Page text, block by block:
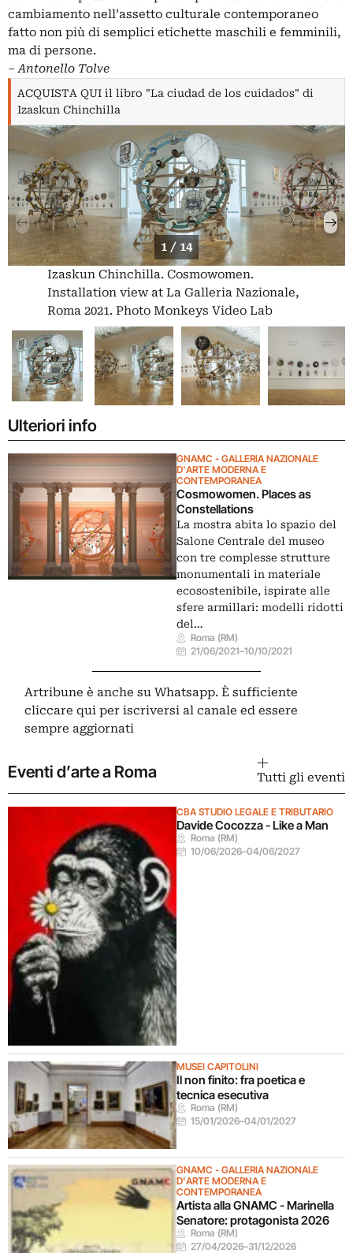
cambiamento nell’assetto culturale contemporaneo
fatto non più di semplici etichette maschili e femminili,
ma di persone.
‒ Antonello Tolve
ACQUISTA QUI il libro "La ciudad de los cuidados" di
Izaskun Chinchilla
1 / 14
Izaskun Chinchilla. Cosmowomen.
Installation view at La Galleria Nazionale,
Roma 2021. Photo Monkeys Video Lab
Ulteriori info
GNAMC - GALLERIA NAZIONALE
D'ARTE MODERNA E
CONTEMPORANEA
Cosmowomen. Places as
Constellations
La mostra abita lo spazio del
Salone Centrale del museo
con tre complesse strutture
monumentali in materiale
ecosostenibile, ispirate alle
sfere armillari: modelli ridotti
del…
Roma (RM)
21/06/2021–10/10/2021
Artribune è anche su Whatsapp. È sufficiente
cliccare qui per iscriversi al canale ed essere
sempre aggiornati
Eventi d’arte a Roma Tutti gli eventi
CBA STUDIO LEGALE E TRIBUTARIO
Davide Cocozza - Like a Man
Roma (RM)
10/06/2026–04/06/2027
MUSEI CAPITOLINI
Il non finito: fra poetica e
tecnica esecutiva
Roma (RM)
15/01/2026–04/01/2027
GNAMC - GALLERIA NAZIONALE
D'ARTE MODERNA E
CONTEMPORANEA
Artista alla GNAMC - Marinella
Senatore: protagonista 2026
Roma (RM)
27/04/2026–31/12/2026